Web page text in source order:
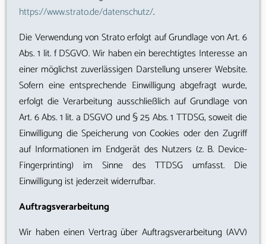
https://www.strato.de/datenschutz/.
Die Verwendung von Strato erfolgt auf Grundlage von Art. 6
Abs. 1 lit. f DSGVO. Wir haben ein berechtigtes Interesse an
einer möglichst zuverlässigen Darstellung unserer Website.
Sofern eine entsprechende Einwilligung abgefragt wurde,
erfolgt die Verarbeitung ausschließlich auf Grundlage von
Art. 6 Abs. 1 lit. a DSGVO und § 25 Abs. 1 TTDSG, soweit die
Einwilligung die Speicherung von Cookies oder den Zugriff
auf Informationen im Endgerät des Nutzers (z. B. Device-
Fingerprinting) im Sinne des TTDSG umfasst. Die
Einwilligung ist jederzeit widerrufbar.
Auftragsverarbeitung
Wir haben einen Vertrag über Auftragsverarbeitung (AVV)